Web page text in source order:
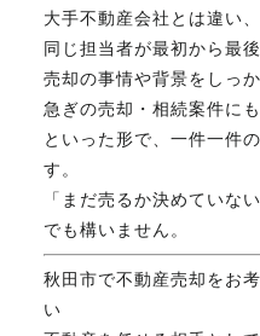
大手不動産会社とは違い、
同じ担当者が最初から最
売却の事情や背景をしっ
急ぎの売却・相続案件に
といった形で、一件一件
す。
「まだ売るか決めていな
でも構いません。
秋田市で不動産売却をお
い